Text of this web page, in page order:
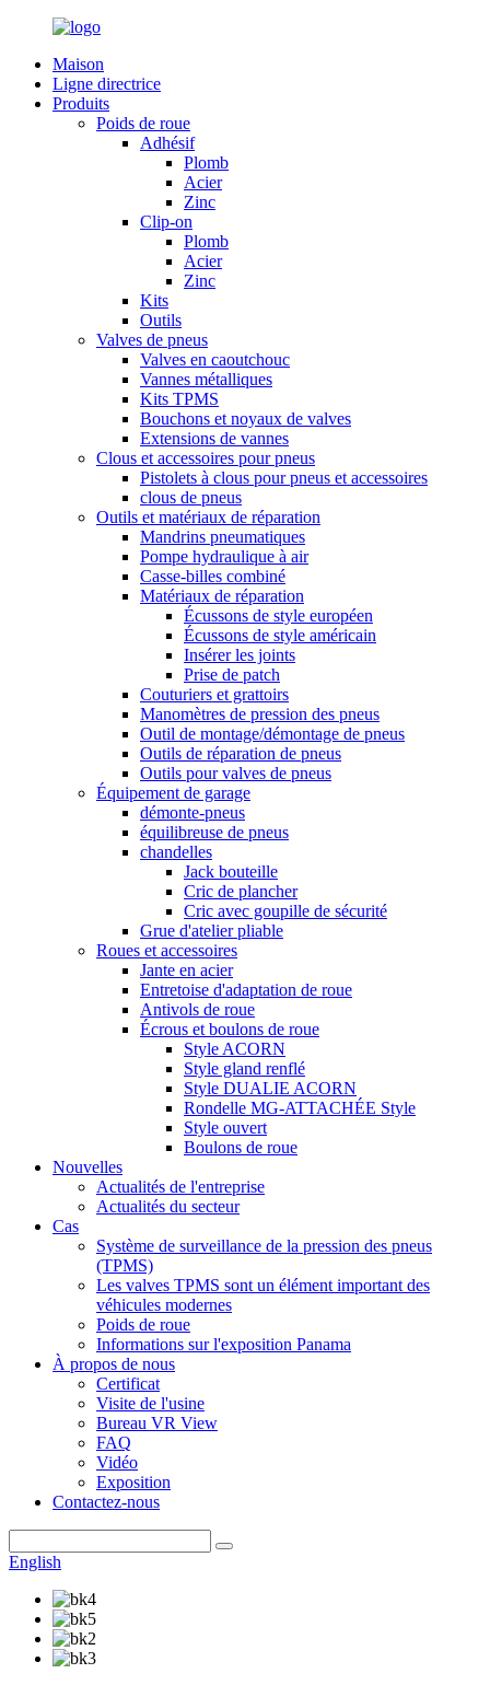
Maison
Ligne directrice
Produits
Poids de roue
Adhésif
Plomb
Acier
Zinc
Clip-on
Plomb
Acier
Zinc
Kits
Outils
Valves de pneus
Valves en caoutchouc
Vannes métalliques
Kits TPMS
Bouchons et noyaux de valves
Extensions de vannes
Clous et accessoires pour pneus
Pistolets à clous pour pneus et accessoires
clous de pneus
Outils et matériaux de réparation
Mandrins pneumatiques
Pompe hydraulique à air
Casse-billes combiné
Matériaux de réparation
Écussons de style européen
Écussons de style américain
Insérer les joints
Prise de patch
Couturiers et grattoirs
Manomètres de pression des pneus
Outil de montage/démontage de pneus
Outils de réparation de pneus
Outils pour valves de pneus
Équipement de garage
démonte-pneus
équilibreuse de pneus
chandelles
Jack bouteille
Cric de plancher
Cric avec goupille de sécurité
Grue d'atelier pliable
Roues et accessoires
Jante en acier
Entretoise d'adaptation de roue
Antivols de roue
Écrous et boulons de roue
Style ACORN
Style gland renflé
Style DUALIE ACORN
Rondelle MG-ATTACHÉE Style
Style ouvert
Boulons de roue
Nouvelles
Actualités de l'entreprise
Actualités du secteur
Cas
Système de surveillance de la pression des pneus
(TPMS)
Les valves TPMS sont un élément important des
véhicules modernes
Poids de roue
Informations sur l'exposition Panama
À propos de nous
Certificat
Visite de l'usine
Bureau VR View
FAQ
Vidéo
Exposition
Contactez-nous
English